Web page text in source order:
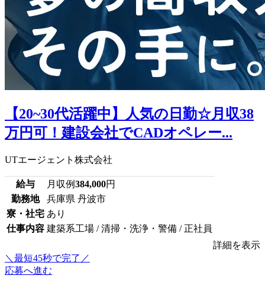
【20~30代活躍中】人気の日勤☆月収38
万円可！建設会社でCADオペレー...
UTエージェント株式会社
給与 月収例384,000円
勤務地
兵庫県 丹波市
寮・社宅 あり
仕事内容 建築系工場 / 清掃・洗浄・警備 / 正社員
詳細を表示
＼最短45秒で完了／
応募へ進む